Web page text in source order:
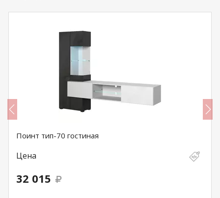
Поинт тип-70 гостиная
Цена
32 015